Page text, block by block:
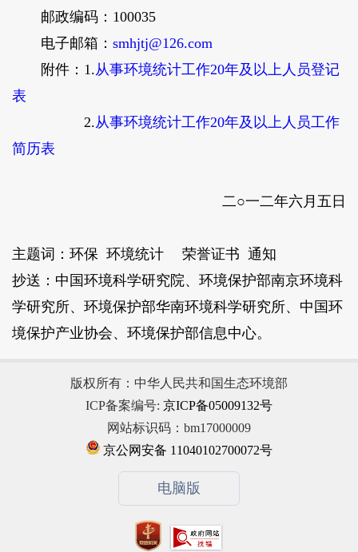
邮政编码：100035
电子邮箱： smhjtj@126.com
附件：1.从事环境统计工作20年及以上人员登记
表
2.从事环境统计工作20年及以上人员工作
简历表
二○一二年六月五日
主题词：环保 环境统计 荣誉证书 通知
抄送：中国环境科学研究院、环境保护部南京环境科
学研究所、环境保护部华南环境科学研究所、中国环
境保护产业协会、环境保护部信息中心。
版权所有：中华人民共和国生态环境部
ICP备案编号: 京ICP备05009132号
网站标识码：bm17000009
京公网安备 11040102700072号
电脑版